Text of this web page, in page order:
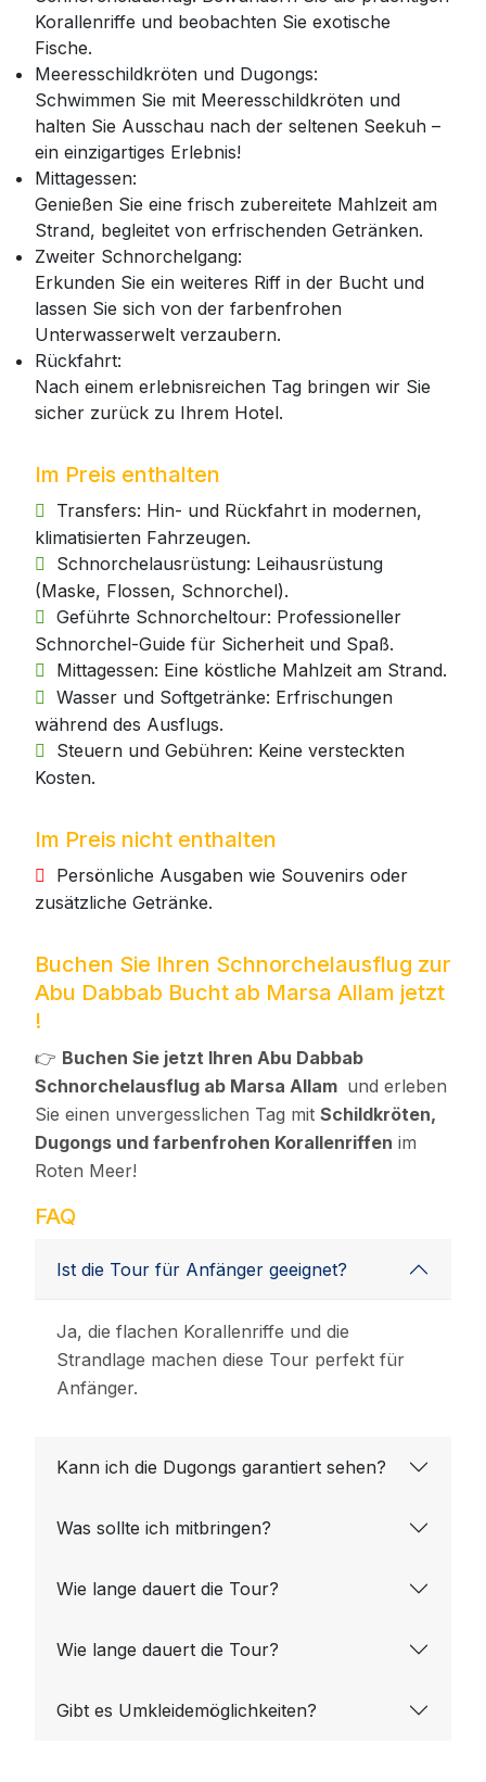
Korallenriffe und beobachten Sie exotische
Fische.
Meeresschildkröten und Dugongs:
Schwimmen Sie mit Meeresschildkröten und
halten Sie Ausschau nach der seltenen Seekuh –
ein einzigartiges Erlebnis!
Mittagessen:
Genießen Sie eine frisch zubereitete Mahlzeit am
Strand, begleitet von erfrischenden Getränken.
Zweiter Schnorchelgang:
Erkunden Sie ein weiteres Riff in der Bucht und
lassen Sie sich von der farbenfrohen
Unterwasserwelt verzaubern.
Rückfahrt:
Nach einem erlebnisreichen Tag bringen wir Sie
sicher zurück zu Ihrem Hotel.
Im Preis enthalten
Transfers: Hin- und Rückfahrt in modernen,
klimatisierten Fahrzeugen.
Schnorchelausrüstung: Leihausrüstung
(Maske, Flossen, Schnorchel).
Geführte Schnorcheltour: Professioneller
Schnorchel-Guide für Sicherheit und Spaß.
Mittagessen: Eine köstliche Mahlzeit am Strand.
Wasser und Softgetränke: Erfrischungen
während des Ausflugs.
Steuern und Gebühren: Keine versteckten
Kosten.
Im Preis nicht enthalten
Persönliche Ausgaben wie Souvenirs oder
zusätzliche Getränke.
Buchen Sie Ihren Schnorchelausflug zur
Abu Dabbab Bucht ab Marsa Allam jetzt
!
👉 Buchen Sie jetzt Ihren Abu Dabbab
Schnorchelausflug ab Marsa Allam und erleben
Sie einen unvergesslichen Tag mit Schildkröten,
Dugongs und farbenfrohen Korallenriffen im
Roten Meer!
FAQ
Ist die Tour für Anfänger geeignet?
Ja, die flachen Korallenriffe und die
Strandlage machen diese Tour perfekt für
Anfänger.
Kann ich die Dugongs garantiert sehen?
Was sollte ich mitbringen?
Wie lange dauert die Tour?
Wie lange dauert die Tour?
Gibt es Umkleidemöglichkeiten?